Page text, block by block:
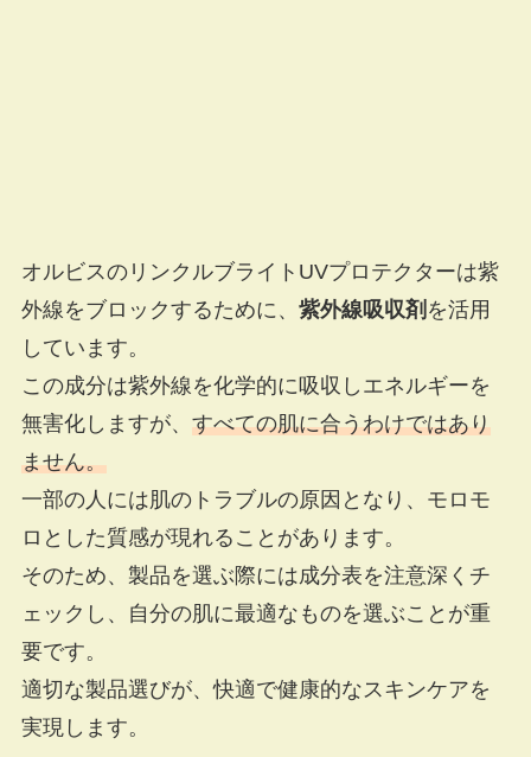
オルビスのリンクルブライトUVプロテクターは紫
外線をブロックするために、 紫外線吸収剤 を活用
しています。
この成分は紫外線を化学的に吸収しエネルギーを
無害化しますが、 すべての肌に合うわけではあり
ません。
一部の人には肌のトラブルの原因となり、モロモ
ロとした質感が現れることがあります。
そのため、製品を選ぶ際には成分表を注意深くチ
ェックし、自分の肌に最適なものを選ぶことが重
要です。
適切な製品選びが、快適で健康的なスキンケアを
実現します。